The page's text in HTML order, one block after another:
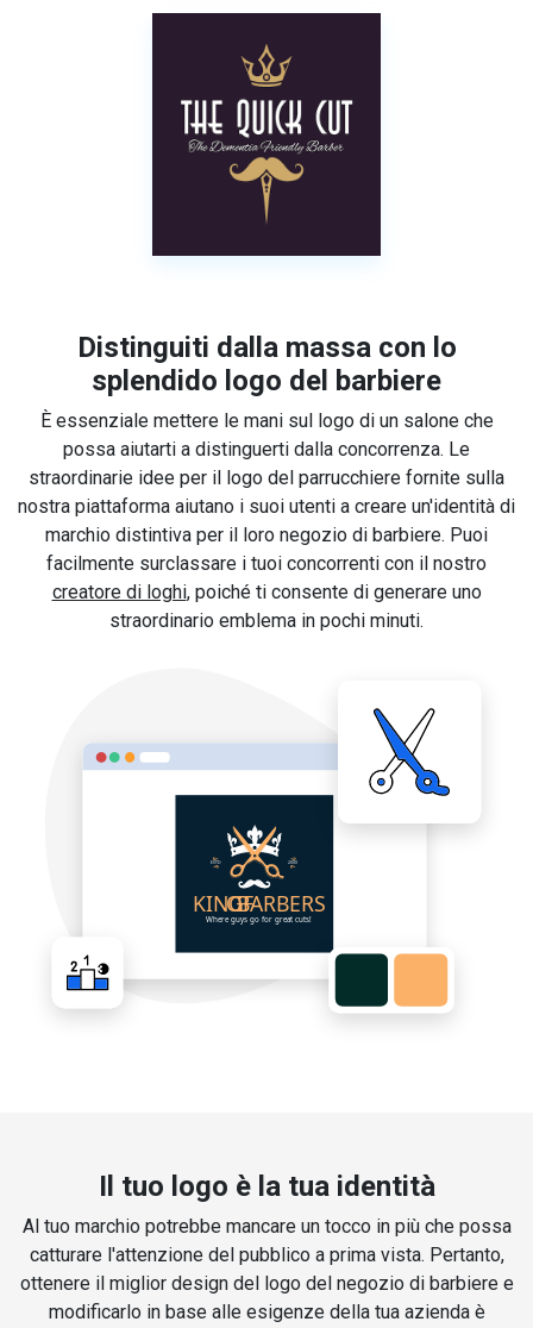
Distinguiti dalla massa con lo
splendido logo del barbiere
È essenziale mettere le mani sul logo di un salone che
possa aiutarti a distinguerti dalla concorrenza. Le
straordinarie idee per il logo del parrucchiere fornite sulla
nostra piattaforma aiutano i suoi utenti a creare un'identità di
marchio distintiva per il loro negozio di barbiere. Puoi
facilmente surclassare i tuoi concorrenti con il nostro
creatore di loghi, poiché ti consente di generare uno
straordinario emblema in pochi minuti.
Il tuo logo è la tua identità
Al tuo marchio potrebbe mancare un tocco in più che possa
catturare l'attenzione del pubblico a prima vista. Pertanto,
ottenere il miglior design del logo del negozio di barbiere e
modificarlo in base alle esigenze della tua azienda è